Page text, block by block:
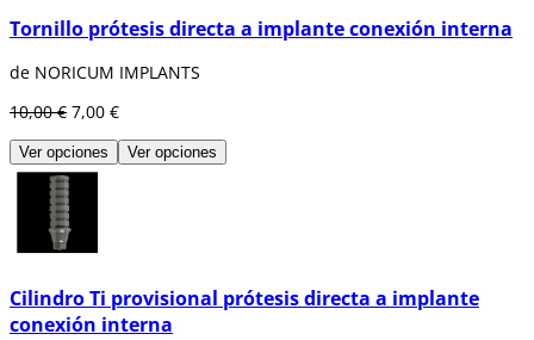
Tornillo prótesis directa a implante conexión interna
de NORICUM IMPLANTS
10,00 € 7,00 €
Ver opciones Ver opciones
Cilindro Ti provisional prótesis directa a implante
conexión interna